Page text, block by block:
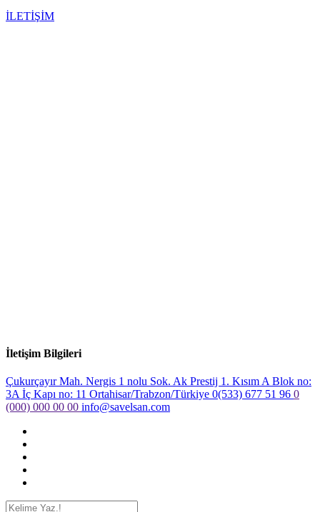
İLETİŞİM
İletişim Bilgileri
Çukurçayır Mah. Nergis 1 nolu Sok. Ak Prestij 1. Kısım A Blok no:
3A İç Kapı no: 11 Ortahisar/Trabzon/Türkiye 0(533) 677 51 96 0
(000) 000 00 00 info@savelsan.com